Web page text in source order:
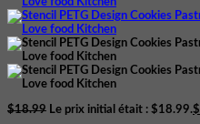
$18.99 Le prix initial était : $18.99.$